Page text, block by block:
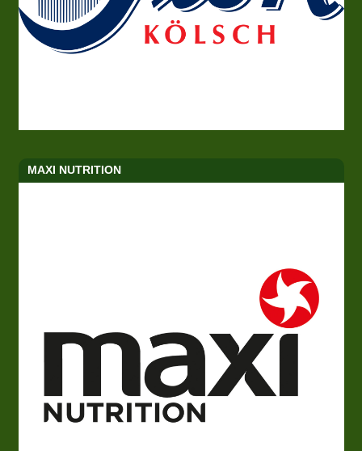
MAXI NUTRITION